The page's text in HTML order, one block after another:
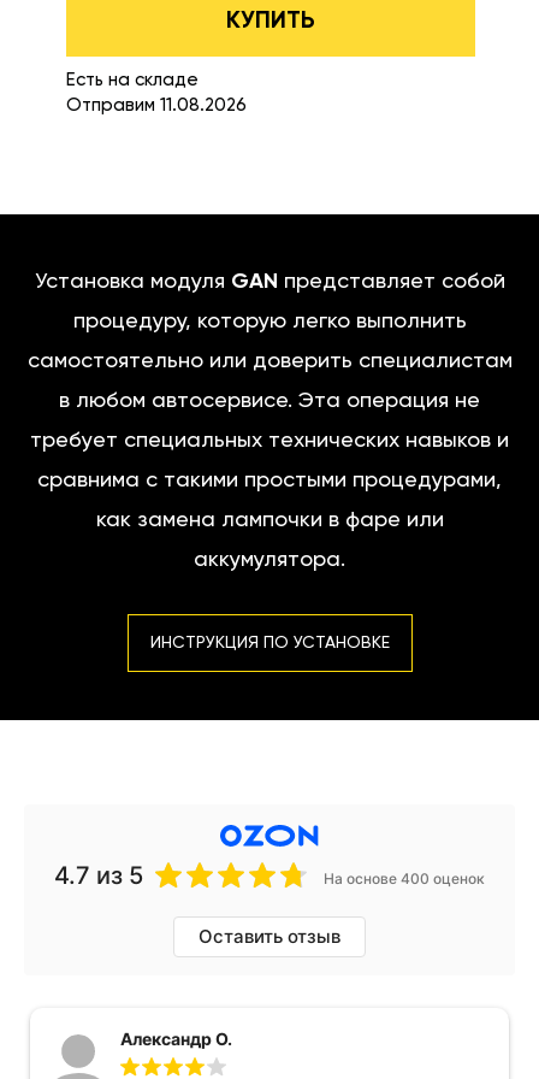
КУПИТЬ
Есть на складе
Отправим 11.08.2026
Установка модуля GAN представляет собой
процедуру, которую легко выполнить
самостоятельно или доверить специалистам
в любом автосервисе. Эта операция не
требует специальных технических навыков и
сравнима с такими простыми процедурами,
как замена лампочки в фаре или
аккумулятора.
ИНСТРУКЦИЯ ПО УСТАНОВКЕ
4.7 из 5 На основе 400 оценок
Оставить отзыв
Александр О.